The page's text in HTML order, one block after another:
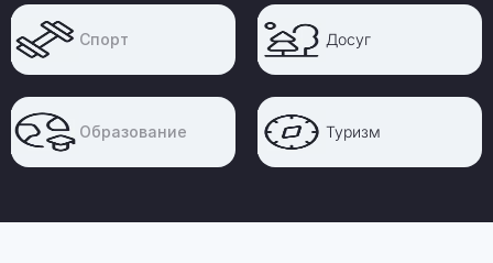
Спорт Досуг
Образование Туризм